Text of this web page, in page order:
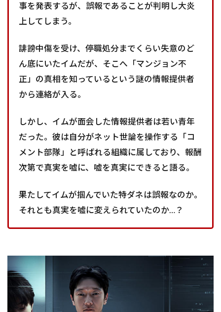
事を発表するが、誤報であることが判明し大炎
上してしまう。
誹謗中傷を受け、停職処分までくらい失意のど
ん底にいたイムだが、そこへ「マンジョン不
正」の真相を知っているという謎の情報提供者
から連絡が入る。
しかし、イムが面会した情報提供者は若い青年
だった。彼は自分がネット世論を操作する「コ
メント部隊」と呼ばれる組織に属しており、報酬
次第で真実を嘘に、嘘を真実にできると語る。
果たしてイムが掴んでいた特ダネは誤報なのか。
それとも真実を嘘に変えられていたのか…？